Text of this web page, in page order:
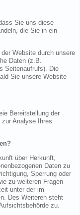
Sie uns diese
die Sie in ein
Website durch unsere
Daten (z.B.
Seitenaufrufs). Die
Sie unsere Website
Bereitstellung der
Analyse Ihres
über Herkunft,
Daten zu
Sperrung oder
zu weiteren Fragen
unter der im
Des Weiteren steht
zu.